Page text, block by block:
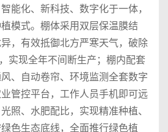
能化、新科技、数字化于一体，
模式。棚体采用双层保温膜结
，有效抵御北方严寒天气，破除
实现全年不间断生产；棚内配套
、自动卷帘、环境监测全套数字
管控平台，工作人员手机即可远
照、水肥配比，实现精准种植、
色生态底线，全面推行绿色植